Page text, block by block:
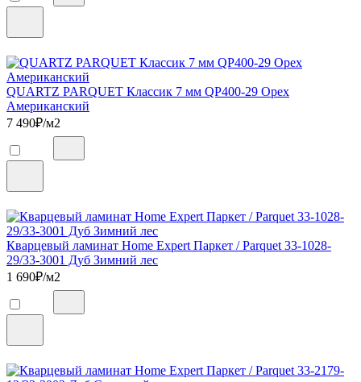
QUARTZ PARQUET Классик 7 мм QP400-29 Орех
Американский
7 490₽/м2
Кварцевый ламинат Home Expert Паркет / Parquet 33-1028-
29/33-3001 Дуб Зимний лес
1 690₽/м2